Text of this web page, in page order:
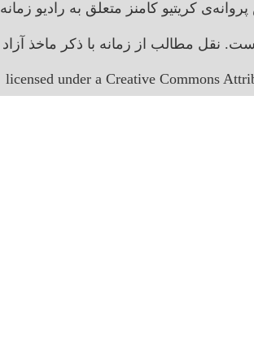
کریتیو کامنز متعلق به رادیو زمانه
نقل مطالب از زمانه با ذکر ماخذ آزاد
licensed under a Creative Commons